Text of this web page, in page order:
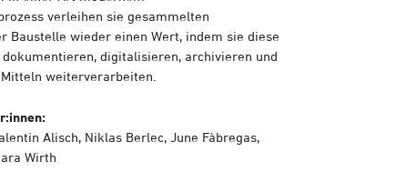
verleihen sie gesammelten
Baustelle wieder einen Wert, indem sie diese
dokumentieren, digitalisieren, archivieren und
weiterverarbeiten.
Alisch, Niklas Berlec, June Fàbregas,
Wirth